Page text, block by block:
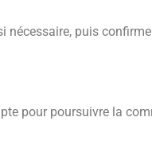
puis
pour poursuivre la